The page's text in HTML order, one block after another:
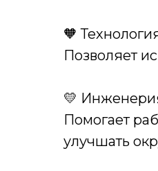
🧡
Позволяет
💛
Помогает
улучшать